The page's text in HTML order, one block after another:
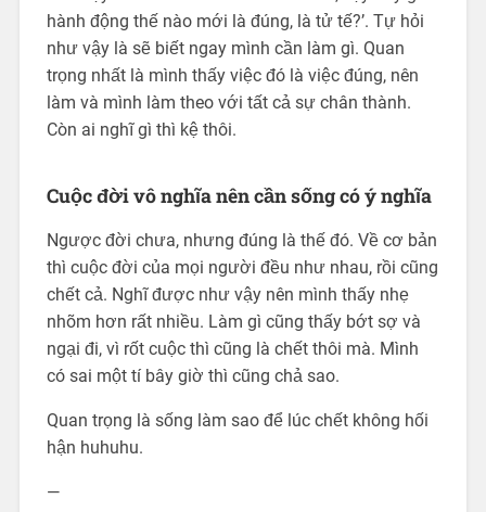
hành động thế nào mới là đúng, là tử tế?’. Tự hỏi
như vậy là sẽ biết ngay mình cần làm gì. Quan
trọng nhất là mình thấy việc đó là việc đúng, nên
làm và mình làm theo với tất cả sự chân thành.
Còn ai nghĩ gì thì kệ thôi.
Cuộc đời vô nghĩa nên cần sống có ý nghĩa
Ngược đời chưa, nhưng đúng là thế đó. Về cơ bản
thì cuộc đời của mọi người đều như nhau, rồi cũng
chết cả. Nghĩ được như vậy nên mình thấy nhẹ
nhõm hơn rất nhiều. Làm gì cũng thấy bớt sợ và
ngại đi, vì rốt cuộc thì cũng là chết thôi mà. Mình
có sai một tí bây giờ thì cũng chả sao.
Quan trọng là sống làm sao để lúc chết không hối
hận huhuhu.
—